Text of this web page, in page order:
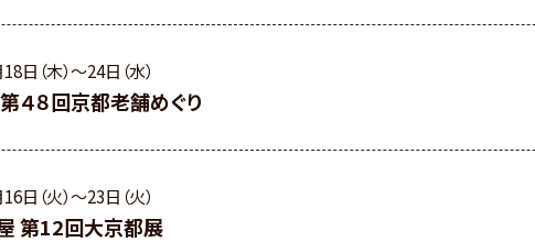
日（木）〜24日（水）
４８回京都老舗めぐり
日（火）〜23日（火）
第12回大京都展